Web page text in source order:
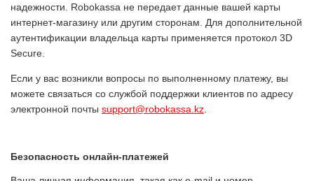
надежности. Robokassa не передает данные вашей карты
интернет-магазину или другим сторонам. Для дополнительной
аутентификации владельца карты применяется протокол 3D
Secure.
Если у вас возникли вопросы по выполненному платежу, вы
можете связаться со службой поддержки клиентов по адресу
электронной почты support@robokassa.kz
Безопасность онлайн-платежей